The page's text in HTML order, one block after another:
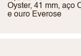
Oyster, 41 mm, aço
e ouro Everose